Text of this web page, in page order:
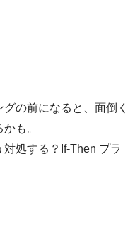
の前になると、面倒く
も。
処する？If-Then プラ